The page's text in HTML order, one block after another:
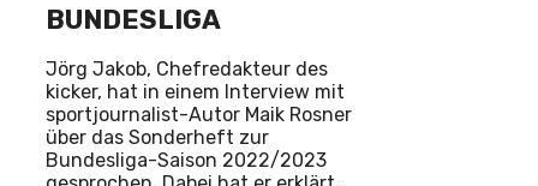
BUNDESLIGA
Jörg Jakob, Chefredakteur des
kicker, hat in einem Interview mit
sportjournalist-Autor Maik Rosner
über das Sonderheft zur
Bundesliga-Saison 2022/2023